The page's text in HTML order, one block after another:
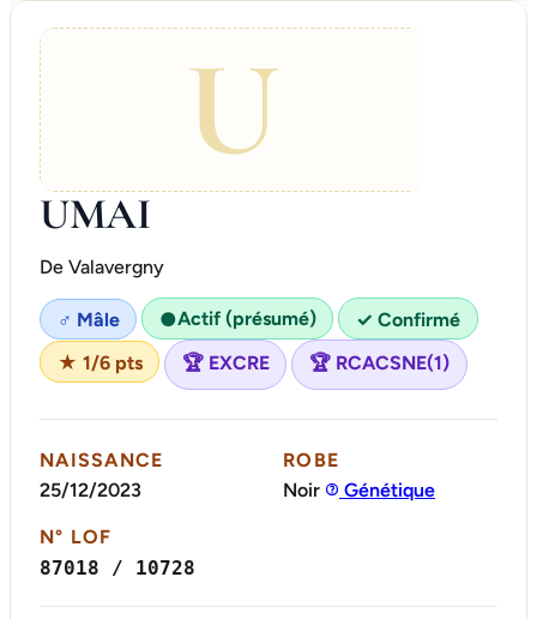
U
UMAI
De Valavergny
♂ Mâle ●Actif (présumé)
✓ Confirmé
★ 1/6 pts
🏆 EXCRE 🏆 RCACSNE(1)
NAISSANCE
25/12/2023
ROBE
Noir
Génétique
N° LOF
87018 / 10728